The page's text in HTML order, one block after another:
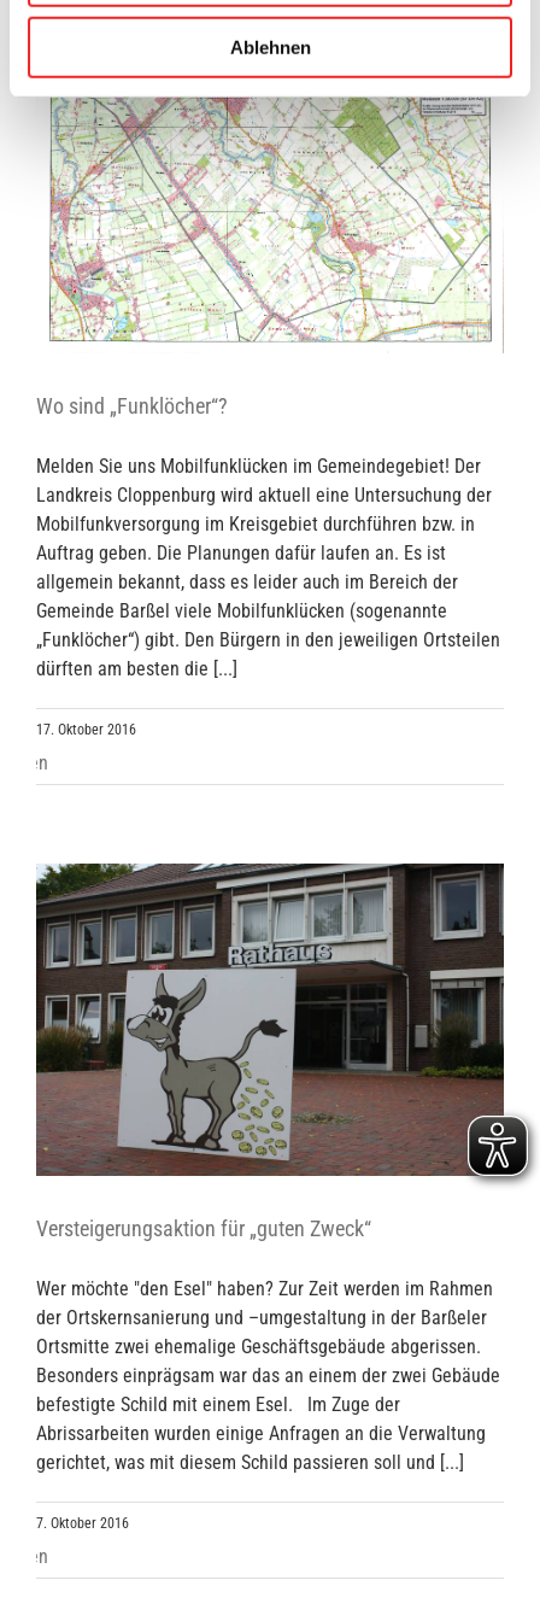
Ablehnen
Wo sind „Funklöcher“?
Melden Sie uns Mobilfunklücken im Gemeindegebiet! Der
Landkreis Cloppenburg wird aktuell eine Untersuchung der
Mobilfunkversorgung im Kreisgebiet durchführen bzw. in
Auftrag geben. Die Planungen dafür laufen an. Es ist
allgemein bekannt, dass es leider auch im Bereich der
Gemeinde Barßel viele Mobilfunklücken (sogenannte
„Funklöcher“) gibt. Den Bürgern in den jeweiligen Ortsteilen
dürften am besten die [...]
17. Oktober 2016
Versteigerungsaktion für „guten Zweck“
Wer möchte "den Esel" haben? Zur Zeit werden im Rahmen
der Ortskernsanierung und –umgestaltung in der Barßeler
Ortsmitte zwei ehemalige Geschäftsgebäude abgerissen.
Besonders einprägsam war das an einem der zwei Gebäude
befestigte Schild mit einem Esel. Im Zuge der
Abrissarbeiten wurden einige Anfragen an die Verwaltung
gerichtet, was mit diesem Schild passieren soll und [...]
7. Oktober 2016